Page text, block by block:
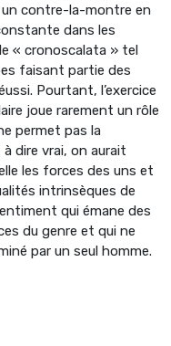
un contre-la-montre en
dans les
« cronoscalata » tel
faisant partie des
Pourtant, l’exercice
joue rarement un rôle
permet pas la
dire vrai, on aurait
les forces des uns et
intrinsèques de
qui émane des
du genre et qui ne
par un seul homme.